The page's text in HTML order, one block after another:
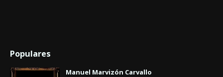
Populares
Manuel Marvizón Carvallo